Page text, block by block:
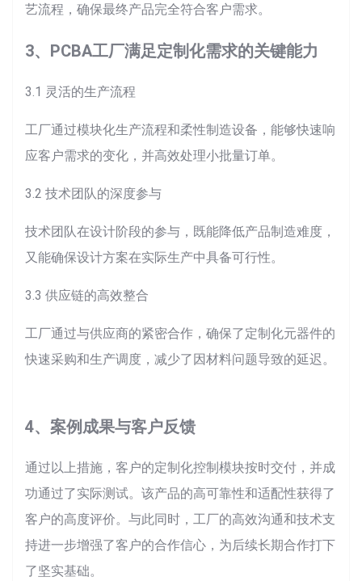
艺流程，确保最终产品完全符合客户需求。
3、PCBA工厂满足定制化需求的关键能力
3.1 灵活的生产流程
工厂通过模块化生产流程和柔性制造设备，能够快速响
应客户需求的变化，并高效处理小批量订单。
3.2 技术团队的深度参与
技术团队在设计阶段的参与，既能降低产品制造难度，
又能确保设计方案在实际生产中具备可行性。
3.3 供应链的高效整合
工厂通过与供应商的紧密合作，确保了定制化元器件的
快速采购和生产调度，减少了因材料问题导致的延迟。
4、案例成果与客户反馈
通过以上措施，客户的定制化控制模块按时交付，并成
功通过了实际测试。该产品的高可靠性和适配性获得了
客户的高度评价。与此同时，工厂的高效沟通和技术支
持进一步增强了客户的合作信心，为后续长期合作打下
了坚实基础。